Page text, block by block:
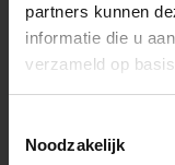
partners kunnen
informatie die u
verzameld op
Noodzakelijk
€ 425,00 ex. btw
WWFT en AMLR
Enschede